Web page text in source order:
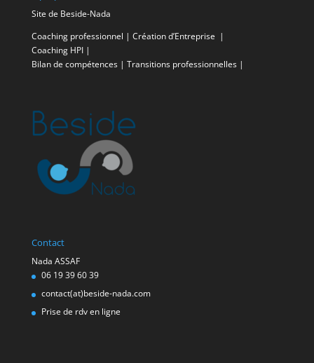
Site de Beside-Nada
Coaching professionnel | Création d’Entreprise |
Coaching HPI|
Bilan de compétences| Transitions professionnelles|
Contact
Nada ASSAF
06 19 39 60 39
contact(at)beside-nada.com
Prise de rdv en ligne